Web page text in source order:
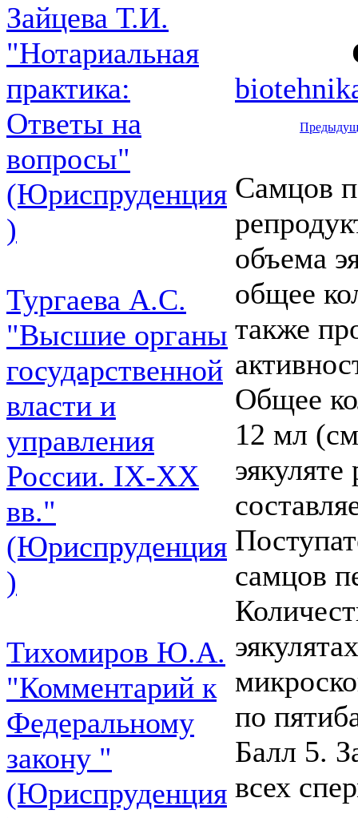
Зайцева Т.И.
"Нотариальная
практика:
Ответы на
вопросы"
(Юриспруденция
)
Тургаева А.С.
"Высшие органы
государственной
власти и
управления
России. IХ-ХХ
вв."
(Юриспруденция
)
Тихомиров Ю.А.
"Комментарий к
Федеральному
закону "
(Юриспруденция
Самцов
объема
общее
также
Общее
12 мл
самцов
по
Балл 5.
всех